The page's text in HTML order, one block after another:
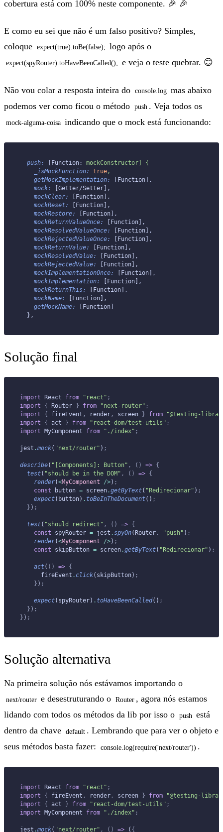
cobertura está com 100% neste componente. 🎉 🎉
E como eu sei que não é um falso positivo? Simples,
coloque expect(true).toBe(false); logo após o
expect(spyRouter).toHaveBeenCalled(); e veja o teste quebrar. 😊
Não vou colar a resposta inteira do console.log mas abaixo
podemos ver como ficou o método push . Veja todos os
mock-alguma-coisa indicando que o mock está funcionando:
  push:
[Function: mockConstructor]
{
    _isMockFunction:
true ,
    getMockImplementation:
[Function],
    mock:
[Getter/Setter],
    mockClear:
[Function],
    mockReset:
[Function],
    mockRestore:
[Function],
    mockReturnValueOnce:
[Function],
    mockResolvedValueOnce:
[Function],
    mockRejectedValueOnce:
[Function],
    mockReturnValue:
[Function],
    mockResolvedValue:
[Function],
    mockRejectedValue:
[Function],
    mockImplementationOnce:
[Function],
    mockImplementation:
[Function],
    mockReturnThis:
[Function],
    mockName:
[Function],
    getMockName:
[Function]
  },
Solução final
import React from "react" ;
import { Router } from "next-router" ;
import { fireEvent , render , screen } from "@testing-
import { act } from "react-dom/test-utils" ;
import MyComponent from "./index" ;
jest .mock( "next/router" ) ;
describe( "[Components]: Button" , () => {
  test
( "should be in the DOM" , () => {
    render
(<MyComponent />) ;
    const
button = screen.getByText( "Redirecionar" ) ;
    expect
(button) . toBeInTheDocument() ;
  }
) ;
  test
( "should redirect" , () => {
    const
spyRouter = jest .spyOn(Router , "push" ) ;
    render
(<MyComponent />) ;
    const
skipButton = screen.getByText( "Redirecionar" ) ;
    act
( () => {
      fireEvent
. click(skipButton) ;
    }
) ;
    expect
(spyRouter) . toHaveBeenCalled() ;
  }
) ;
} ) ;
Solução alternativa
Na primeira solução nós estávamos importando o
next/router e desestruturando o Router , agora nós estamos
lidando com todos os métodos da lib por isso o push está
dentro da chave default . Lembrando que para ver o objeto e
seus métodos basta fazer:
console.log(require('next/router')) .
import React from "react" ;
import { fireEvent , render, screen } from "@testing-
import { act } from "react-dom/test-utils" ;
import MyComponent from "./index" ;
jest .mock( "next/router" , () => ( {